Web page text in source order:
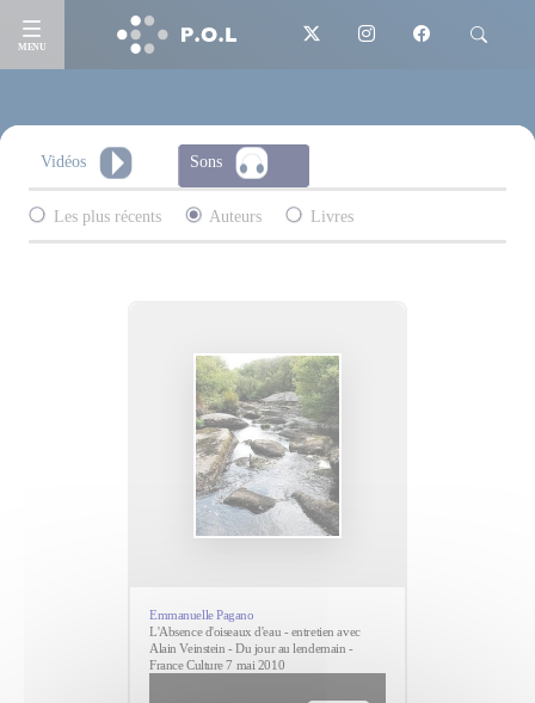
MENU
Vidéos Sons
Les plus récents Auteurs Livres
Emmanuelle Pagano
L'Absence d'oiseaux d'eau - entretien avec
Alain Veinstein - Du jour au lendemain -
France Culture 7 mai 2010